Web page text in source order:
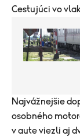
Cestujúci vo
Najvážnejšie
osobného
v aute viezli aj